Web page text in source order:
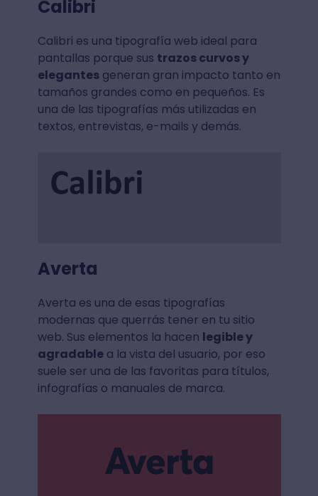
Calibri
Calibri es una tipografía web ideal para
pantallas porque sus trazos curvos y
elegantesgeneran gran impacto tanto en
tamaños grandes como en pequeños. Es
una de las tipografías más utilizadas en
textos, entrevistas, e-mails y demás.
Averta
Averta es una de esas tipografías
modernas que querrás tener en tu sitio
web. Sus elementos la hacen legible y
agradablea la vista del usuario, por eso
suele ser una de las favoritas para títulos,
infografías o manuales de marca.